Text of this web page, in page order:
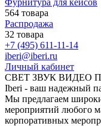
564 товара
Распродажа
32 товара
+7 (495) 611-11-14
iberi@iberi.ru
Личный кабинет
СВЕТ ЗВУК ВИДЕО
Iberi - ваш надежный
Мы предлагаем
мероприятий любого
корпоративных